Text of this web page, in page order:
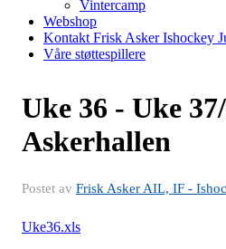
Vintercamp
Webshop
Kontakt Frisk Asker Ishockey
Våre støttespillere
Uke 36 - Uke
Askerhallen
Postet av Frisk Asker AIL, IF -
Uke36.xls